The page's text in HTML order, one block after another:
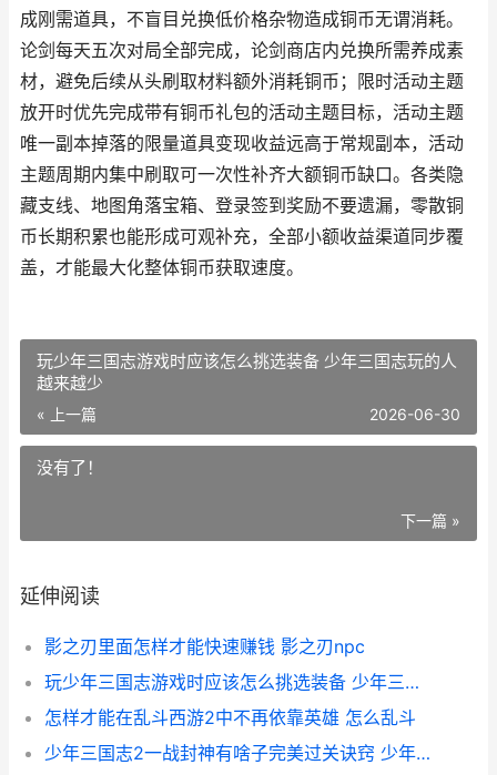
成刚需道具，不盲目兑换低价格杂物造成铜币无谓消耗。
论剑每天五次对局全部完成，论剑商店内兑换所需养成素
材，避免后续从头刷取材料额外消耗铜币；限时活动主题
放开时优先完成带有铜币礼包的活动主题目标，活动主题
唯一副本掉落的限量道具变现收益远高于常规副本，活动
主题周期内集中刷取可一次性补齐大额铜币缺口。各类隐
藏支线、地图角落宝箱、登录签到奖励不要遗漏，零散铜
币长期积累也能形成可观补充，全部小额收益渠道同步覆
盖，才能最大化整体铜币获取速度。
玩少年三国志游戏时应该怎么挑选装备 少年三国志玩的人
越来越少
« 上一篇 2026-06-30
没有了！
下一篇 »
延伸阅读
影之刃里面怎样才能快速赚钱 影之刃npc
玩少年三国志游戏时应该怎么挑选装备 少年三国志玩的人越来越少
怎样才能在乱斗西游2中不再依靠英雄 怎么乱斗
少年三国志2一战封神有啥子完美过关诀窍 少年三国志2一战封神